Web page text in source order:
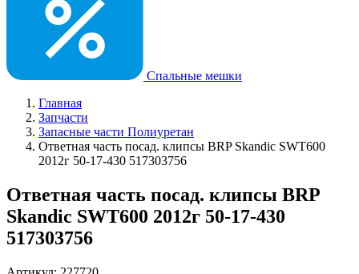
Спальные мешки
Главная
Запчасти
Запасные части Полиуретан
Ответная часть посад. клипсы BRP Skandic SWT600
2012г 50-17-430 517303756
Ответная часть посад. клипсы BRP
Skandic SWT600 2012г 50-17-430
517303756